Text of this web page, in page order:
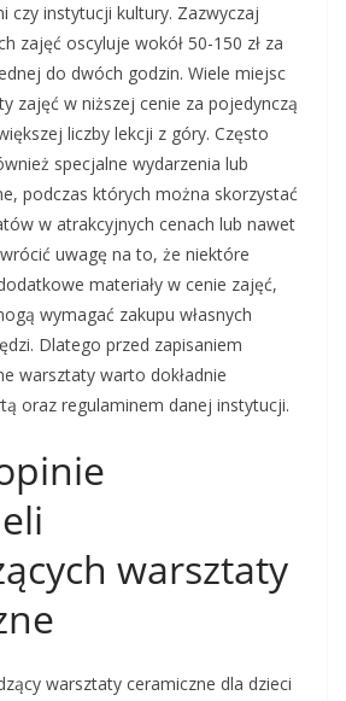
czy instytucji kultury. Zazwyczaj
zajęć oscyluje wokół 50-150 zł za
do dwóch godzin. Wiele miejsc
zajęć w niższej cenie za pojedynczą
liczby lekcji z góry. Często
specjalne wydarzenia lub
podczas których można skorzystać
w atrakcyjnych cenach lub nawet
uwagę na to, że niektóre
materiały w cenie zajęć,
wymagać zakupu własnych
Dlatego przed zapisaniem
warsztaty warto dokładnie
oraz regulaminem danej instytucji.
warsztaty
warsztaty ceramiczne dla dzieci